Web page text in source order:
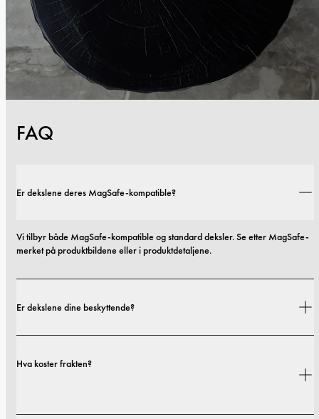
FAQ
Er dekslene deres MagSafe-kompatible?
Vi tilbyr både MagSafe-kompatible og standard deksler. Se etter MagSafe-
merket på produktbildene eller i produktdetaljene.
Er dekslene dine beskyttende?
som spenner fra slanke profiler til mer beskyttende utforminger.
Hva koster frakten?